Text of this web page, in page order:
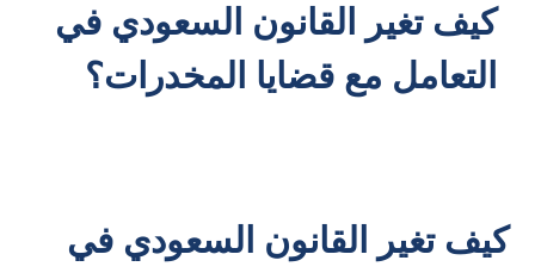
كيف تغير القانون السعودي في
التعامل مع قضايا المخدرات؟
كيف تغير القانون السعودي في